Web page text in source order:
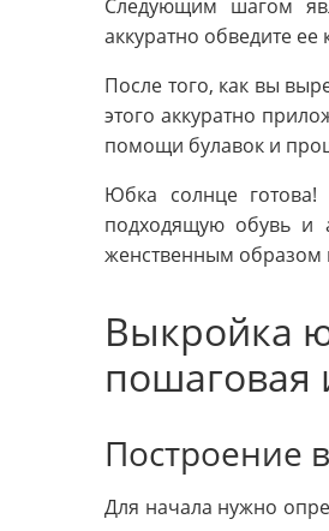
Следующим шагом
аккуратно обведите
После того, как вы
этого аккуратно
помощи булавок и
Юбка солнце
подходящую обувь и
женственным образом
Выкройка
пошаговая
Построение
Для начала нужно